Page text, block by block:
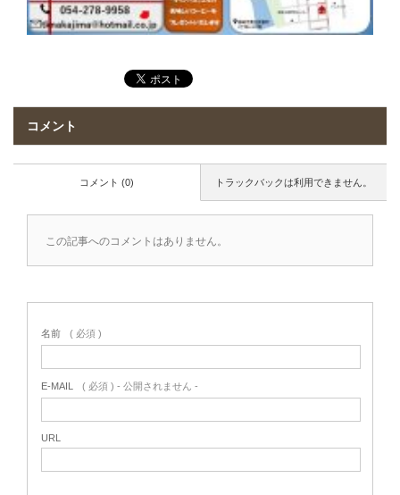
コメント
トラックバックは利用できません。
コメント (0)
この記事へのコメントはありません。
名前 ( 必須 )
E-MAIL ( 必須 ) - 公開されません -
URL